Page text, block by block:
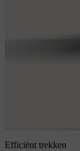
Efficiënt trekken